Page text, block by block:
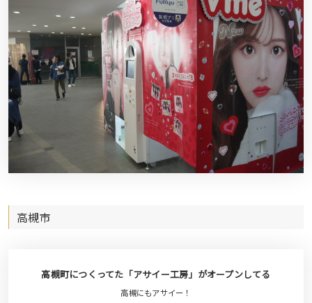
高槻市
高槻町につくってた「アサイー工房」がオープンしてる
高槻にもアサイー！